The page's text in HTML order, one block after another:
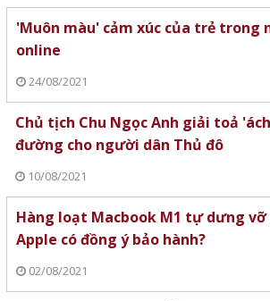
'Muôn màu' cảm xúc của trẻ trong
online
24/08/2021
Chủ tịch Chu Ngọc Anh giải toả
đường cho người dân Thủ đô
10/08/2021
Hàng loạt Macbook M1 tự dưng vỡ
Apple có đồng ý bảo hành?
02/08/2021